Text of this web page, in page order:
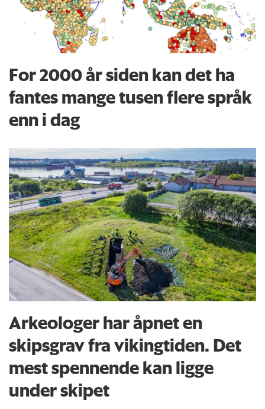
For 2000 år siden kan det ha
fantes mange tusen flere språk
enn i dag
Arkeologer har åpnet en
skipsgrav fra vikingtiden. Det
mest spennende kan ligge
under skipet